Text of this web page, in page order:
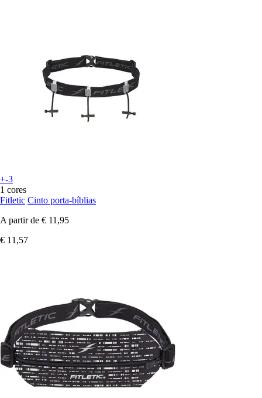
+-3
1 cores
Fitletic Cinto porta-bíblias
A partir de € 11,95
€ 11,57